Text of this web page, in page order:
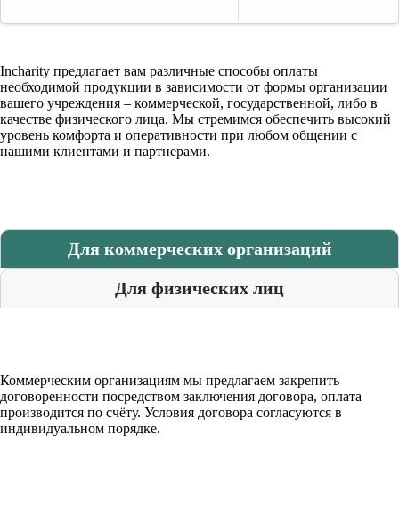
Incharity предлагает вам различные способы оплаты
необходимой продукции в зависимости от формы организации
вашего учреждения – коммерческой, государственной, либо в
качестве физического лица. Мы стремимся обеспечить высокий
уровень комфорта и оперативности при любом общении с
нашими клиентами и партнерами.
Для коммерческих организаций
Для физических лиц
Коммерческим организациям мы предлагаем закрепить
договоренности посредством заключения договора, оплата
производится по счёту. Условия договора согласуются в
индивидуальном порядке.